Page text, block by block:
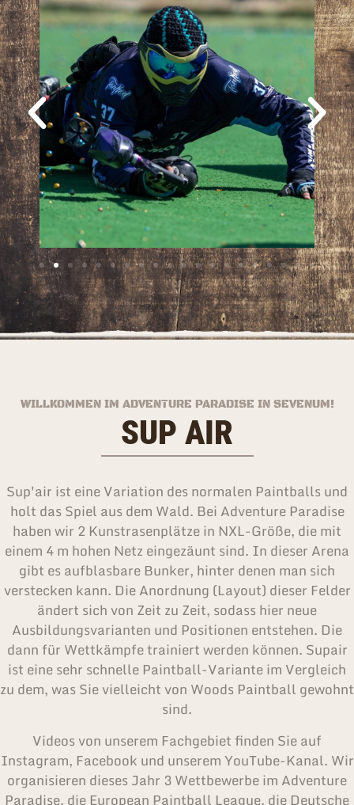
WILLKOMMEN IM ADVENTURE PARADISE IN SEVENUM!
SUP AIR
Sup′air ist eine Variation des normalen Paintballs und
holt das Spiel aus dem Wald. Bei Adventure Paradise
haben wir 2 Kunstrasenplätze in NXL-Größe, die mit
einem 4 m hohen Netz eingezäunt sind. In dieser Arena
gibt es aufblasbare Bunker, hinter denen man sich
verstecken kann. Die Anordnung (Layout) dieser Felder
ändert sich von Zeit zu Zeit, sodass hier neue
Ausbildungsvarianten und Positionen entstehen. Die
dann für Wettkämpfe trainiert werden können. Supair
ist eine sehr schnelle Paintball-Variante im Vergleich
zu dem, was Sie vielleicht von Woods Paintball gewohnt
sind.
Videos von unserem Fachgebiet finden Sie auf
Instagram, Facebook und unserem YouTube-Kanal. Wir
organisieren dieses Jahr 3 Wettbewerbe im Adventure
Paradise, die European Paintball League, die Deutsche